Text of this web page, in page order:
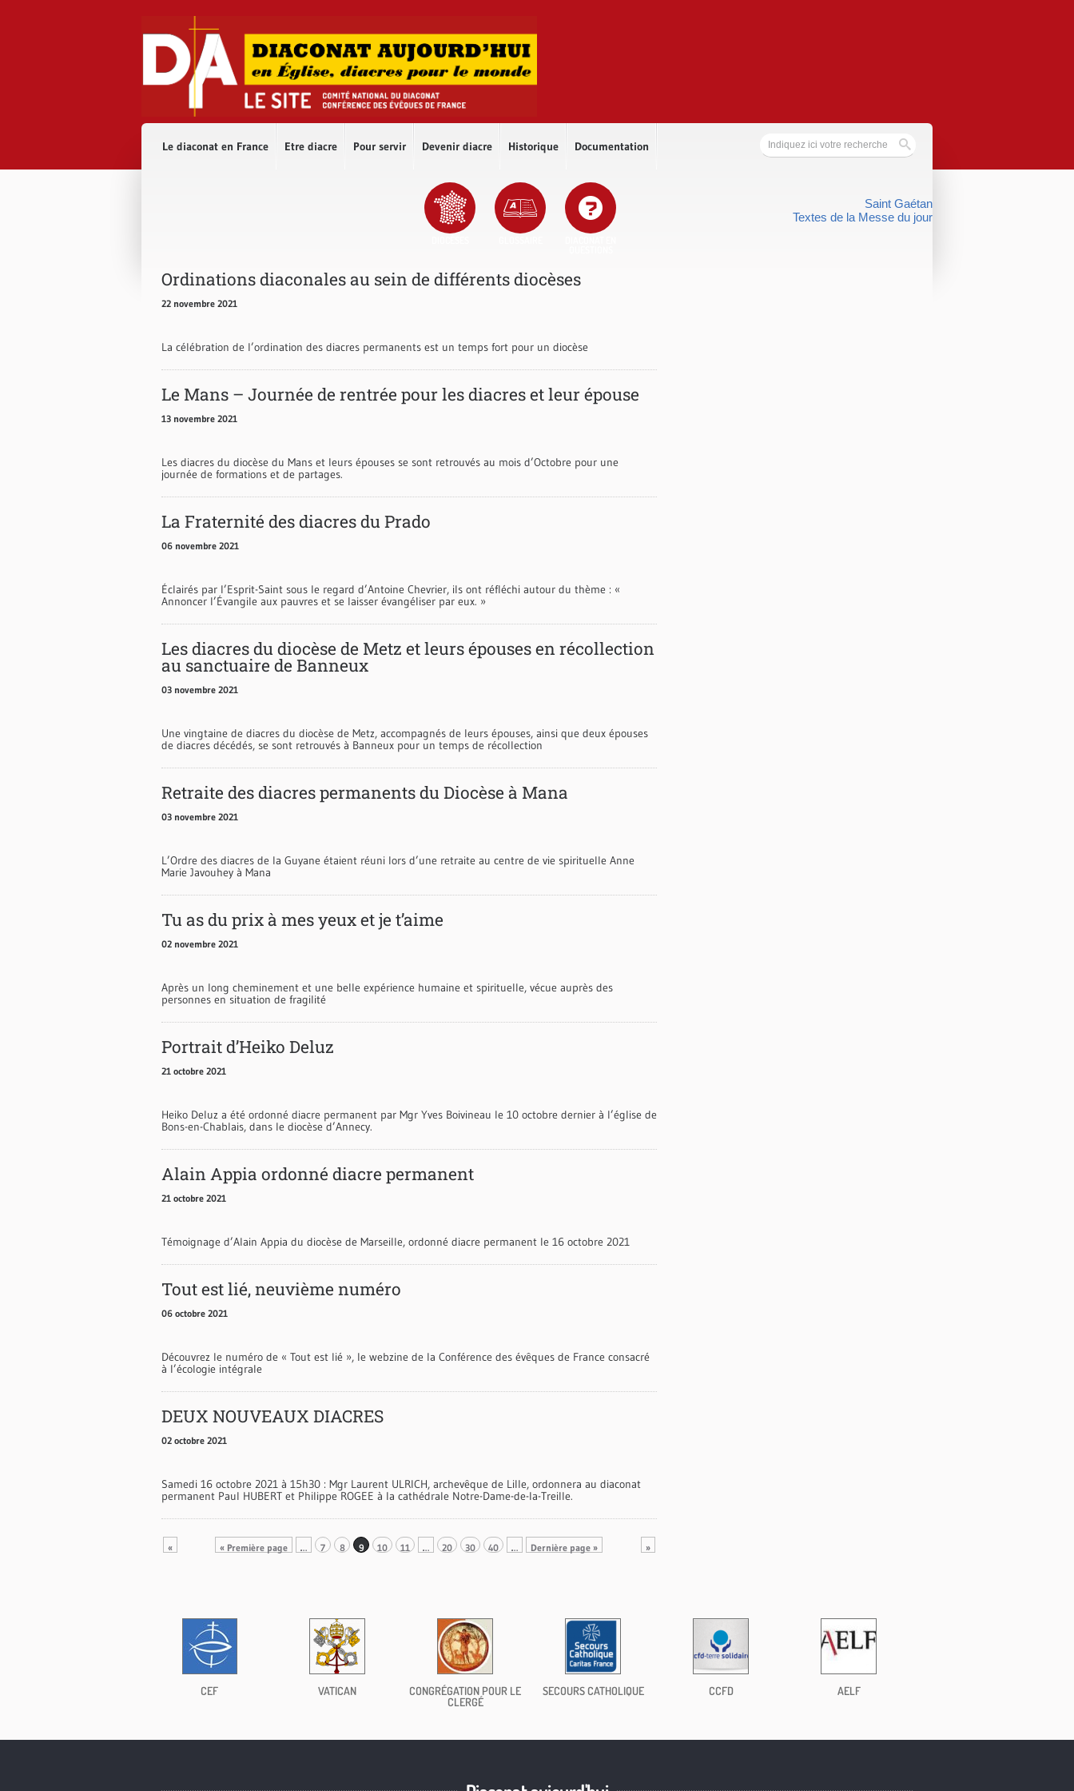
Le diaconat en France Etre diacre Pour servir Devenir diacre Historique Documentation
Saint Gaétan
Textes de la Messe du jour
Ordinations diaconales au sein de différents diocèses
22 novembre 2021
La célébration de l’ordination des diacres permanents est un temps fort pour un diocèse
Le Mans – Journée de rentrée pour les diacres et leur épouse
13 novembre 2021
Les diacres du diocèse du Mans et leurs épouses se sont retrouvés au mois d’Octobre pour une
journée de formations et de partages.
La Fraternité des diacres du Prado
06 novembre 2021
Éclairés par l’Esprit-Saint sous le regard d’Antoine Chevrier, ils ont réfléchi autour du thème : «
Annoncer l’Évangile aux pauvres et se laisser évangéliser par eux. »
Les diacres du diocèse de Metz et leurs épouses en récollection
au sanctuaire de Banneux
03 novembre 2021
Une vingtaine de diacres du diocèse de Metz, accompagnés de leurs épouses, ainsi que deux épouses
de diacres décédés, se sont retrouvés à Banneux pour un temps de récollection
Retraite des diacres permanents du Diocèse à Mana
03 novembre 2021
L’Ordre des diacres de la Guyane étaient réuni lors d’une retraite au centre de vie spirituelle Anne
Marie Javouhey à Mana
Tu as du prix à mes yeux et je t’aime
02 novembre 2021
Après un long cheminement et une belle expérience humaine et spirituelle, vécue auprès des
personnes en situation de fragilité
Portrait d’Heiko Deluz
21 octobre 2021
Heiko Deluz a été ordonné diacre permanent par Mgr Yves Boivineau le 10 octobre dernier à l’église de
Bons-en-Chablais, dans le diocèse d’Annecy.
Alain Appia ordonné diacre permanent
21 octobre 2021
Témoignage d’Alain Appia du diocèse de Marseille, ordonné diacre permanent le 16 octobre 2021
Tout est lié, neuvième numéro
06 octobre 2021
Découvrez le numéro de « Tout est lié », le webzine de la Conférence des évêques de France consacré
à l’écologie intégrale
DEUX NOUVEAUX DIACRES
02 octobre 2021
Samedi 16 octobre 2021 à 15h30 : Mgr Laurent ULRICH, archevêque de Lille, ordonnera au diaconat
permanent Paul HUBERT et Philippe ROGEE à la cathédrale Notre-Dame-de-la-Treille.
« Première page
« … 7 8 9 10 11 … 20 30 40 … »
Dernière page »
CEF VATICAN
CONGRÉGATION POUR LE
CLERGÉ
SECOURS CATHOLIQUE CCFD AELF